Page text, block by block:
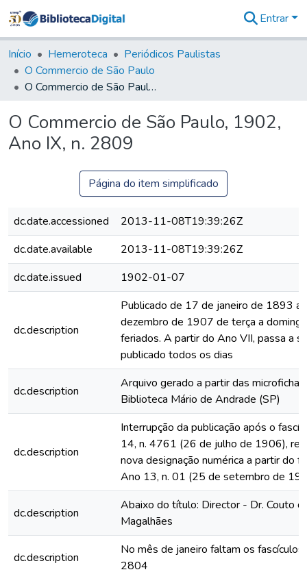
&
Coleções
Tudo na
Biblioteca
Estatísticas
Entrar
Início Hemeroteca
Periódicos Paulistas
O Commercio de São Paulo
O Commercio de São Paulo, 1902, Ano IX, n. 2809
O Commercio de São Paulo, 1902,
Ano IX, n. 2809
Página do item simplificado
dc.date.accessioned
2013-11-08T19:39:26Z
dc.date.available
2013-11-08T19:39:26Z
dc.date.issued
1902-01-07
dc.description
Publicado de 17 de janeiro de 1893 a
dezembro de 1907 de terça a
feriados. A partir do Ano VII, passa a
publicado todos os dias
dc.description
Arquivo gerado a partir das
Biblioteca Mário de Andrade (SP)
dc.description
Interrupção da publicação após o
14, n. 4761 (26 de julho de 1906),
nova designação numérica a partir do
Ano 13, n. 01 (25 de setembro de
dc.description
Abaixo do título: Director - Dr. Couto
Magalhães
dc.description
No mês de janeiro faltam os
2804